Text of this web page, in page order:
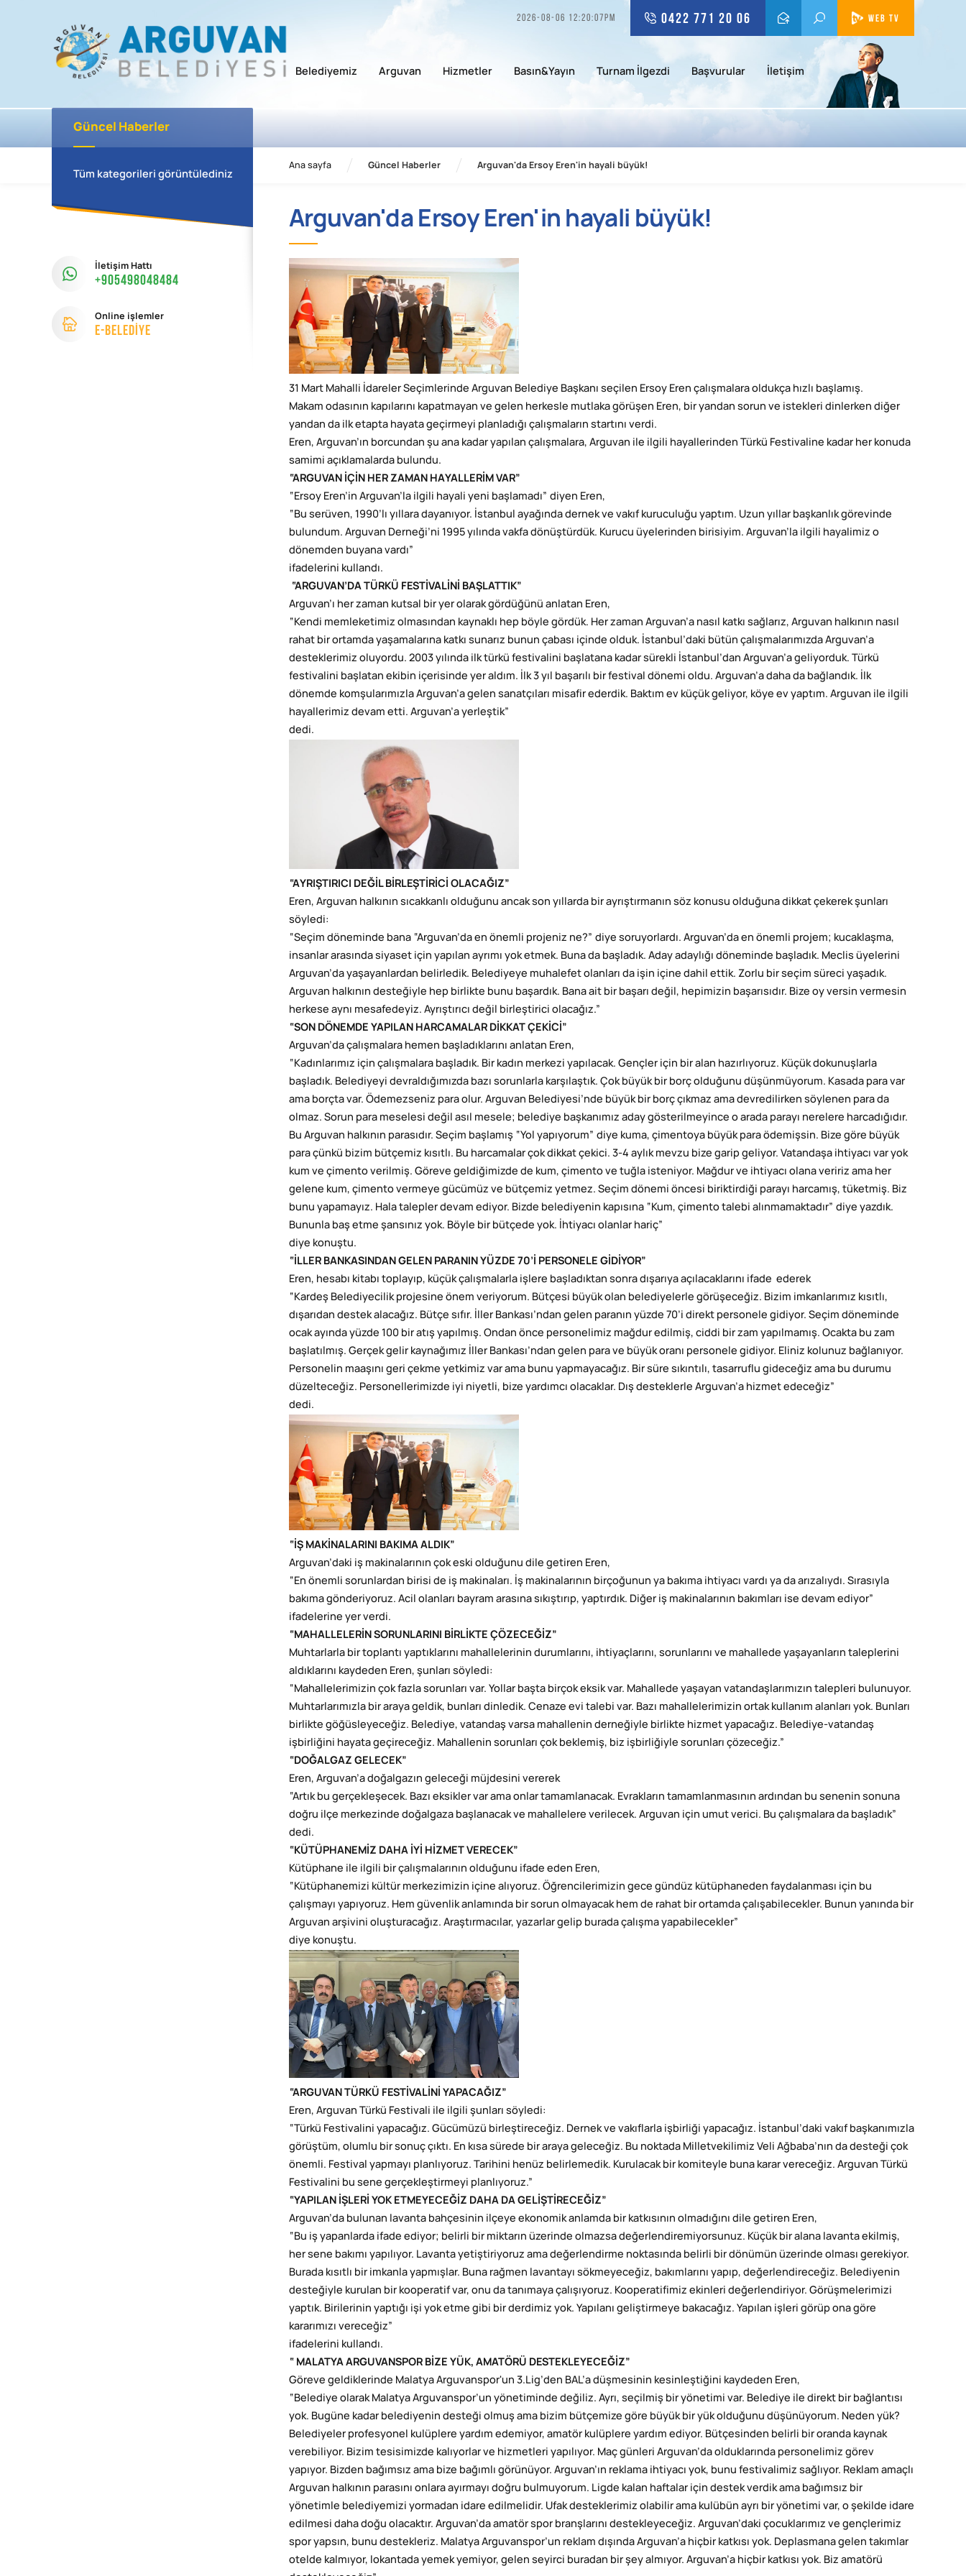
WEB TV
0422 771 20 06
2026-08-06 12:20:07pm
Belediyemiz Arguvan Hizmetler Basın&Yayın Turnam İlgezdi Başvurular İletişim
Ana sayfa Güncel Haberler Arguvan'da Ersoy Eren'in hayali büyük!
Güncel Haberler
Tüm kategorileri görüntülediniz
İletişim Hattı
+905498048484
Online işlemler
e-Beledİye
Arguvan'da Ersoy Eren'in hayali büyük!
31 Mart Mahalli İdareler Seçimlerinde Arguvan Belediye Başkanı seçilen Ersoy Eren çalışmalara oldukça hızlı başlamış.
Makam odasının kapılarını kapatmayan ve gelen herkesle mutlaka görüşen Eren, bir yandan sorun ve istekleri dinlerken diğer
yandan da ilk etapta hayata geçirmeyi planladığı çalışmaların startını verdi.
Eren, Arguvan’ın borcundan şu ana kadar yapılan çalışmalara, Arguvan ile ilgili hayallerinden Türkü Festivaline kadar her konuda
samimi açıklamalarda bulundu.
“ARGUVAN İÇİN HER ZAMAN HAYALLERİM VAR”
“Ersoy Eren’in Arguvan’la ilgili hayali yeni başlamadı” diyen Eren,
“Bu serüven, 1990’lı yıllara dayanıyor. İstanbul ayağında dernek ve vakıf kuruculuğu yaptım. Uzun yıllar başkanlık görevinde
bulundum. Arguvan Derneği’ni 1995 yılında vakfa dönüştürdük. Kurucu üyelerinden birisiyim. Arguvan’la ilgili hayalimiz o
dönemden buyana vardı”
ifadelerini kullandı.
“ARGUVAN’DA TÜRKÜ FESTİVALİNİ BAŞLATTIK”
Arguvan’ı her zaman kutsal bir yer olarak gördüğünü anlatan Eren,
“Kendi memleketimiz olmasından kaynaklı hep böyle gördük. Her zaman Arguvan’a nasıl katkı sağlarız, Arguvan halkının nasıl
rahat bir ortamda yaşamalarına katkı sunarız bunun çabası içinde olduk. İstanbul’daki bütün çalışmalarımızda Arguvan’a
desteklerimiz oluyordu. 2003 yılında ilk türkü festivalini başlatana kadar sürekli İstanbul’dan Arguvan’a geliyorduk. Türkü
festivalini başlatan ekibin içerisinde yer aldım. İlk 3 yıl başarılı bir festival dönemi oldu. Arguvan’a daha da bağlandık. İlk
dönemde komşularımızla Arguvan’a gelen sanatçıları misafir ederdik. Baktım ev küçük geliyor, köye ev yaptım. Arguvan ile ilgili
hayallerimiz devam etti. Arguvan’a yerleştik”
dedi.
“AYRIŞTIRICI DEĞİL BİRLEŞTİRİCİ OLACAĞIZ”
Eren, Arguvan halkının sıcakkanlı olduğunu ancak son yıllarda bir ayrıştırmanın söz konusu olduğuna dikkat çekerek şunları
söyledi:
“Seçim döneminde bana “Arguvan’da en önemli projeniz ne?” diye soruyorlardı. Arguvan’da en önemli projem; kucaklaşma,
insanlar arasında siyaset için yapılan ayrımı yok etmek. Buna da başladık. Aday adaylığı döneminde başladık. Meclis üyelerini
Arguvan’da yaşayanlardan belirledik. Belediyeye muhalefet olanları da işin içine dahil ettik. Zorlu bir seçim süreci yaşadık.
Arguvan halkının desteğiyle hep birlikte bunu başardık. Bana ait bir başarı değil, hepimizin başarısıdır. Bize oy versin vermesin
herkese aynı mesafedeyiz. Ayrıştırıcı değil birleştirici olacağız.”
“SON DÖNEMDE YAPILAN HARCAMALAR DİKKAT ÇEKİCİ”
Arguvan’da çalışmalara hemen başladıklarını anlatan Eren,
“Kadınlarımız için çalışmalara başladık. Bir kadın merkezi yapılacak. Gençler için bir alan hazırlıyoruz. Küçük dokunuşlarla
başladık. Belediyeyi devraldığımızda bazı sorunlarla karşılaştık. Çok büyük bir borç olduğunu düşünmüyorum. Kasada para var
ama borçta var. Ödemezseniz para olur. Arguvan Belediyesi’nde büyük bir borç çıkmaz ama devredilirken söylenen para da
olmaz. Sorun para meselesi değil asıl mesele; belediye başkanımız aday gösterilmeyince o arada parayı nerelere harcadığıdır.
Bu Arguvan halkının parasıdır. Seçim başlamış “Yol yapıyorum” diye kuma, çimentoya büyük para ödemişsin. Bize göre büyük
para çünkü bizim bütçemiz kısıtlı. Bu harcamalar çok dikkat çekici. 3-4 aylık mevzu bize garip geliyor. Vatandaşa ihtiyacı var yok
kum ve çimento verilmiş. Göreve geldiğimizde de kum, çimento ve tuğla isteniyor. Mağdur ve ihtiyacı olana veririz ama her
gelene kum, çimento vermeye gücümüz ve bütçemiz yetmez. Seçim dönemi öncesi biriktirdiği parayı harcamış, tüketmiş. Biz
bunu yapamayız. Hala talepler devam ediyor. Bizde belediyenin kapısına “Kum, çimento talebi alınmamaktadır” diye yazdık.
Bununla baş etme şansınız yok. Böyle bir bütçede yok. İhtiyacı olanlar hariç”
diye konuştu.
“İLLER BANKASINDAN GELEN PARANIN YÜZDE 70’İ PERSONELE GİDİYOR”
Eren, hesabı kitabı toplayıp, küçük çalışmalarla işlere başladıktan sonra dışarıya açılacaklarını ifade ederek
“Kardeş Belediyecilik projesine önem veriyorum. Bütçesi büyük olan belediyelerle görüşeceğiz. Bizim imkanlarımız kısıtlı,
dışarıdan destek alacağız. Bütçe sıfır. İller Bankası’ndan gelen paranın yüzde 70’i direkt personele gidiyor. Seçim döneminde
ocak ayında yüzde 100 bir atış yapılmış. Ondan önce personelimiz mağdur edilmiş, ciddi bir zam yapılmamış. Ocakta bu zam
başlatılmış. Gerçek gelir kaynağımız İller Bankası’ndan gelen para ve büyük oranı personele gidiyor. Eliniz kolunuz bağlanıyor.
Personelin maaşını geri çekme yetkimiz var ama bunu yapmayacağız. Bir süre sıkıntılı, tasarruflu gideceğiz ama bu durumu
düzelteceğiz. Personellerimizde iyi niyetli, bize yardımcı olacaklar. Dış desteklerle Arguvan’a hizmet edeceğiz”
dedi.
“İŞ MAKİNALARINI BAKIMA ALDIK”
Arguvan’daki iş makinalarının çok eski olduğunu dile getiren Eren,
“En önemli sorunlardan birisi de iş makinaları. İş makinalarının birçoğunun ya bakıma ihtiyacı vardı ya da arızalıydı. Sırasıyla
bakıma gönderiyoruz. Acil olanları bayram arasına sıkıştırıp, yaptırdık. Diğer iş makinalarının bakımları ise devam ediyor”
ifadelerine yer verdi.
“MAHALLELERİN SORUNLARINI BİRLİKTE ÇÖZECEĞİZ”
Muhtarlarla bir toplantı yaptıklarını mahallelerinin durumlarını, ihtiyaçlarını, sorunlarını ve mahallede yaşayanların taleplerini
aldıklarını kaydeden Eren, şunları söyledi:
“Mahallelerimizin çok fazla sorunları var. Yollar başta birçok eksik var. Mahallede yaşayan vatandaşlarımızın talepleri bulunuyor.
Muhtarlarımızla bir araya geldik, bunları dinledik. Cenaze evi talebi var. Bazı mahallelerimizin ortak kullanım alanları yok. Bunları
birlikte göğüsleyeceğiz. Belediye, vatandaş varsa mahallenin derneğiyle birlikte hizmet yapacağız. Belediye-vatandaş
işbirliğini hayata geçireceğiz. Mahallenin sorunları çok beklemiş, biz işbirliğiyle sorunları çözeceğiz.”
“DOĞALGAZ GELECEK”
Eren, Arguvan’a doğalgazın geleceği müjdesini vererek
“Artık bu gerçekleşecek. Bazı eksikler var ama onlar tamamlanacak. Evrakların tamamlanmasının ardından bu senenin sonuna
doğru ilçe merkezinde doğalgaza başlanacak ve mahallelere verilecek. Arguvan için umut verici. Bu çalışmalara da başladık”
dedi.
“KÜTÜPHANEMİZ DAHA İYİ HİZMET VERECEK”
Kütüphane ile ilgili bir çalışmalarının olduğunu ifade eden Eren,
“Kütüphanemizi kültür merkezimizin içine alıyoruz. Öğrencilerimizin gece gündüz kütüphaneden faydalanması için bu
çalışmayı yapıyoruz. Hem güvenlik anlamında bir sorun olmayacak hem de rahat bir ortamda çalışabilecekler. Bunun yanında bir
Arguvan arşivini oluşturacağız. Araştırmacılar, yazarlar gelip burada çalışma yapabilecekler”
diye konuştu.
“ARGUVAN TÜRKÜ FESTİVALİNİ YAPACAĞIZ”
Eren, Arguvan Türkü Festivali ile ilgili şunları söyledi:
“Türkü Festivalini yapacağız. Gücümüzü birleştireceğiz. Dernek ve vakıflarla işbirliği yapacağız. İstanbul’daki vakıf başkanımızla
görüştüm, olumlu bir sonuç çıktı. En kısa sürede bir araya geleceğiz. Bu noktada Milletvekilimiz Veli Ağbaba’nın da desteği çok
önemli. Festival yapmayı planlıyoruz. Tarihini henüz belirlemedik. Kurulacak bir komiteyle buna karar vereceğiz. Arguvan Türkü
Festivalini bu sene gerçekleştirmeyi planlıyoruz.”
“YAPILAN İŞLERİ YOK ETMEYECEĞİZ DAHA DA GELİŞTİRECEĞİZ”
Arguvan’da bulunan lavanta bahçesinin ilçeye ekonomik anlamda bir katkısının olmadığını dile getiren Eren,
“Bu iş yapanlarda ifade ediyor; belirli bir miktarın üzerinde olmazsa değerlendiremiyorsunuz. Küçük bir alana lavanta ekilmiş,
her sene bakımı yapılıyor. Lavanta yetiştiriyoruz ama değerlendirme noktasında belirli bir dönümün üzerinde olması gerekiyor.
Burada kısıtlı bir imkanla yapmışlar. Buna rağmen lavantayı sökmeyeceğiz, bakımlarını yapıp, değerlendireceğiz. Belediyenin
desteğiyle kurulan bir kooperatif var, onu da tanımaya çalışıyoruz. Kooperatifimiz ekinleri değerlendiriyor. Görüşmelerimizi
yaptık. Birilerinin yaptığı işi yok etme gibi bir derdimiz yok. Yapılanı geliştirmeye bakacağız. Yapılan işleri görüp ona göre
kararımızı vereceğiz”
ifadelerini kullandı.
“ MALATYA ARGUVANSPOR BİZE YÜK, AMATÖRÜ DESTEKLEYECEĞİZ”
Göreve geldiklerinde Malatya Arguvanspor'un 3.Lig’den BAL’a düşmesinin kesinleştiğini kaydeden Eren,
“Belediye olarak Malatya Arguvanspor’un yönetiminde değiliz. Ayrı, seçilmiş bir yönetimi var. Belediye ile direkt bir bağlantısı
yok. Bugüne kadar belediyenin desteği olmuş ama bizim bütçemize göre büyük bir yük olduğunu düşünüyorum. Neden yük?
Belediyeler profesyonel kulüplere yardım edemiyor, amatör kulüplere yardım ediyor. Bütçesinden belirli bir oranda kaynak
verebiliyor. Bizim tesisimizde kalıyorlar ve hizmetleri yapılıyor. Maç günleri Arguvan’da olduklarında personelimiz görev
yapıyor. Bizden bağımsız ama bize bağımlı görünüyor. Arguvan’ın reklama ihtiyacı yok, bunu festivalimiz sağlıyor. Reklam amaçlı
Arguvan halkının parasını onlara ayırmayı doğru bulmuyorum. Ligde kalan haftalar için destek verdik ama bağımsız bir
yönetimle belediyemizi yormadan idare edilmelidir. Ufak desteklerimiz olabilir ama kulübün ayrı bir yönetimi var, o şekilde idare
edilmesi daha doğu olacaktır. Arguvan’da amatör spor branşlarını destekleyeceğiz. Arguvan’daki çocuklarımız ve gençlerimiz
spor yapsın, bunu destekleriz. Malatya Arguvanspor’un reklam dışında Arguvan’a hiçbir katkısı yok. Deplasmana gelen takımlar
otelde kalmıyor, lokantada yemek yemiyor, gelen seyirci buradan bir şey almıyor. Arguvan’a hiçbir katkısı yok. Biz amatörü